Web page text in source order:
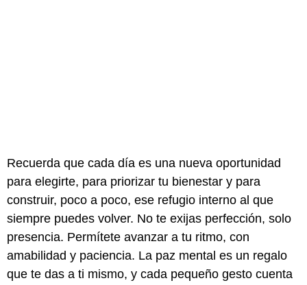
Recuerda que cada día es una nueva oportunidad
para elegirte, para priorizar tu bienestar y para
construir, poco a poco, ese refugio interno al que
siempre puedes volver. No te exijas perfección, solo
presencia. Permítete avanzar a tu ritmo, con
amabilidad y paciencia. La paz mental es un regalo
que te das a ti mismo, y cada pequeño gesto cuenta